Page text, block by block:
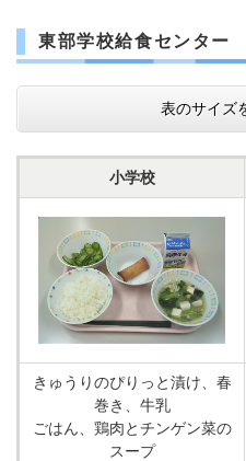
東部学校給食センター
表のサイズ
小学校
きゅうりのぴりっと漬け、春
巻き、牛乳
ごはん、鶏肉とチンゲン菜の
スープ